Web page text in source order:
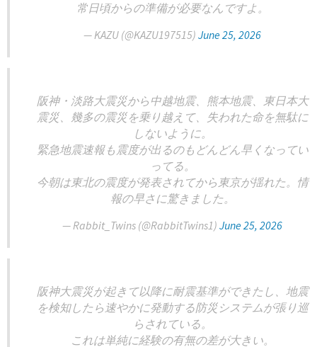
常日頃からの準備が必要なんですよ。
— KAZU (@KAZU197515) June 25, 2026
阪神・淡路大震災から中越地震、熊本地震、東日本大
震災、幾多の震災を乗り越えて、失われた命を無駄に
しないように。
緊急地震速報も震度が出るのもどんどん早くなってい
ってる。
今朝は東北の震度が発表されてから東京が揺れた。情
報の早さに驚きました。
— Rabbit_Twins (@RabbitTwins1) June 25, 2026
阪神大震災が起きて以降に耐震基準ができたし、地震
を検知したら速やかに発動する防災システムが張り巡
らされている。
これは単純に経験の有無の差が大きい。